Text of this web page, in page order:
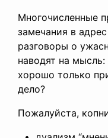
Многочисленные
замечания в
разговоры о
наводят на
хорошо только
дело?
Пожалуйста,